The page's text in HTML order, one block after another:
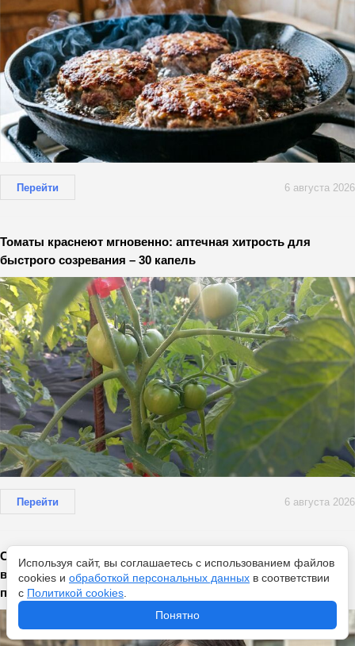
Перейти 6 августа 2026
Томаты краснеют мгновенно: аптечная хитрость для
быстрого созревания – 30 капель
Перейти 6 августа 2026
Самое красивое имя для девочки: его воспевали еще
великие русские классики - до сих пор на пике
популярности
Используя сайт, вы соглашаетесь с использованием файлов
cookies и обработкой персональных данных в соответствии
с Политикой cookies
Понятно